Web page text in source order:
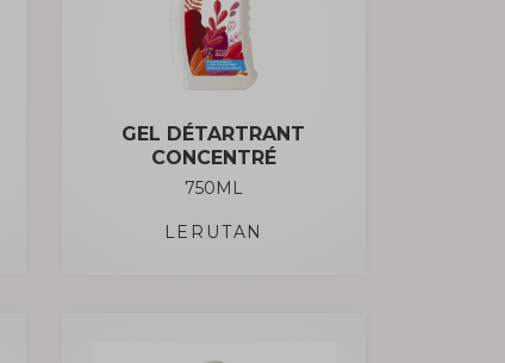
GEL DÉTARTRANT
CONCENTRÉ
750ML
LERUTAN